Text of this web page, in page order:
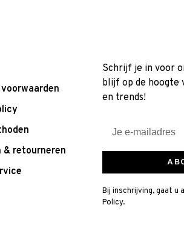
& retourneren
Schrijf je in voor
blijf op de hoogte
en trends!
Bij inschrijving, gaat u
Policy.